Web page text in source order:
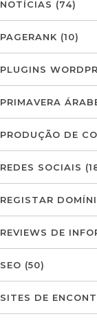
NOTÍCIAS (74)
PAGERANK (10)
PLUGINS
PRIMAVERA
PRODUÇÃO DE
REDES SOCIAIS
REGISTAR
REVIEWS DE
SEO (50)
SITES DE